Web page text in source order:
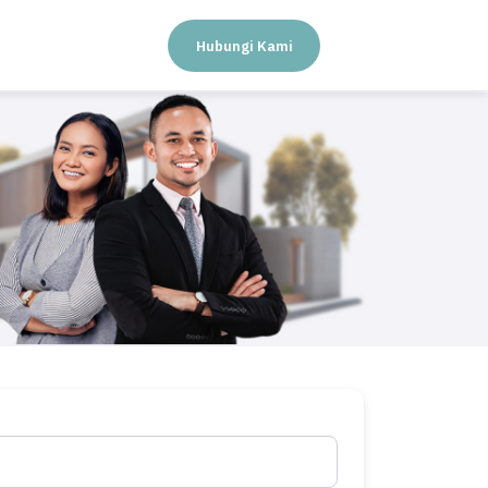
Hubungi Kami